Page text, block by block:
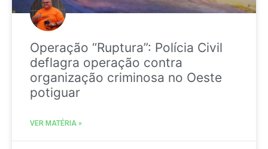
Operação “Ruptura”: Polícia Civil
deflagra operação contra
organização criminosa no Oeste
potiguar
VER MATÉRIA »